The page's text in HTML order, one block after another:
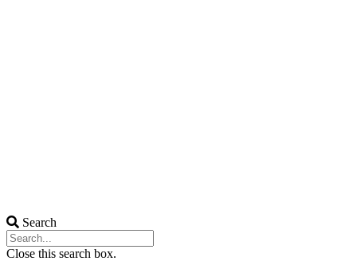
Search
Close this search box.